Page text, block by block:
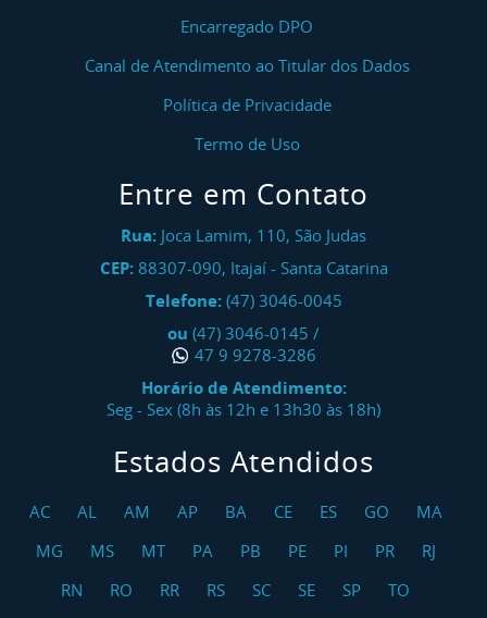
Encarregado DPO
Canal de Atendimento ao Titular dos Dados
Política de Privacidade
Termo de Uso
Entre em Contato
Rua: Joca Lamim, 110, São Judas
CEP: 88307-090, Itajaí- Santa Catarina
Telefone: (47) 3046-0045
ou (47) 3046-0145 /
47 9 9278-3286
Horário de Atendimento:
Seg - Sex (8h às 12h e 13h30 às 18h)
Estados Atendidos
AC AL AM AP BA CE ES GO
MA
MG
MS MT PA PB PE PI PR
RJ
RN
RO RR RS SC SE SP TO